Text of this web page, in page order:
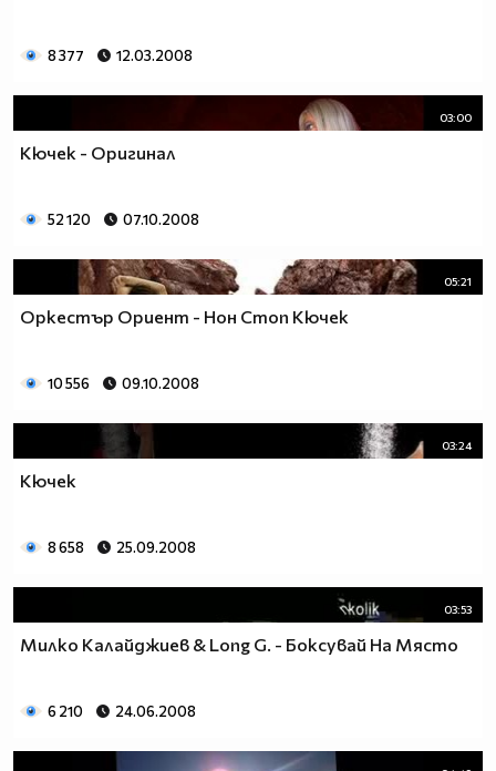
8 377 12.03.2008
03:00
Кючек - Оригинал
52 120 07.10.2008
05:21
Оркестър Ориент - Нон Стоп Кючек
10 556 09.10.2008
03:24
Кючек
8 658 25.09.2008
03:53
Милко Калайджиев & Long G. - Боксувай На Място
6 210 24.06.2008